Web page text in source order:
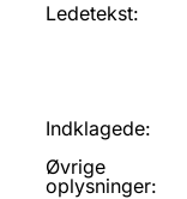
Ledetekst:
Indklagede:
Øvrige
oplysninger: